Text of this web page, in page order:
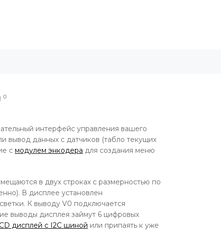
0
интерфейс управления вашего
вывод данных с датчиков (табло текущих
с модулем энкодера для создания меню
в двух строках с размерностью по
В дисплее установлен
К выводу V0 подключается
выводы дисплея займут 6 цифровых
дисплей с I2C шиной или припаять к уже